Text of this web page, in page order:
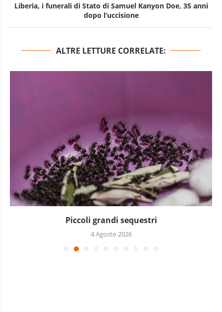
Liberia, i funerali di Stato di Samuel Kanyon Doe, 35 anni
dopo l’uccisione
ALTRE LETTURE CORRELATE:
Piccoli grandi sequestri
4 Agosto 2026